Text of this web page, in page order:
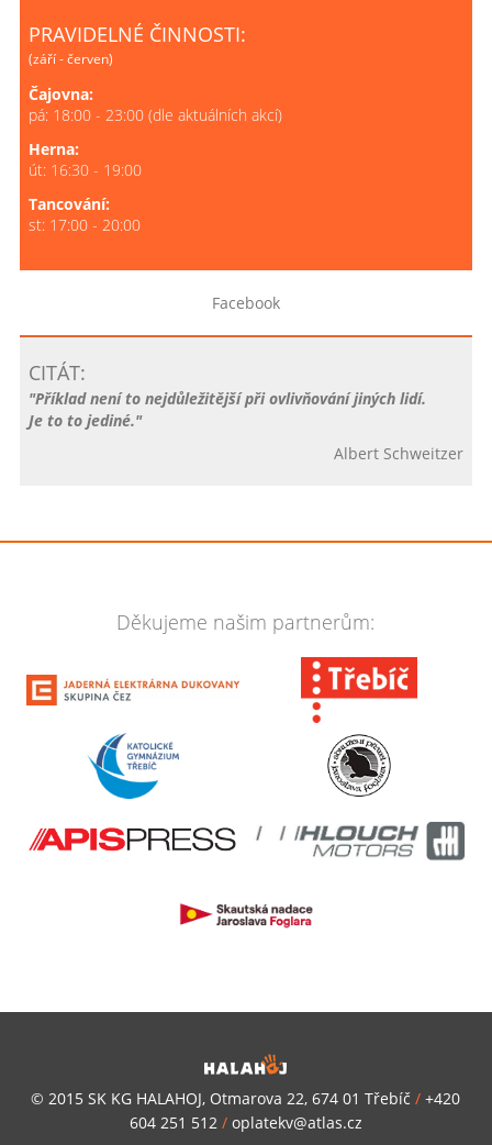
PRAVIDELNÉ ČINNOSTI:
(září - červen)
Čajovna:
pá: 18:00 - 23:00 (dle aktuálních akcí)
Herna:
út: 16:30 - 19:00
Tancování:
st: 17:00 - 20:00
Facebook
CITÁT:
"Příklad není to nejdůležitější při ovlivňování jiných lidí.
Je to to jediné."
Albert Schweitzer
Děkujeme našim partnerům:
© 2015 SK KG HALAHOJ, Otmarova 22, 674 01 Třebíč/ +420
604 251 512 / oplatekv@atlas.cz